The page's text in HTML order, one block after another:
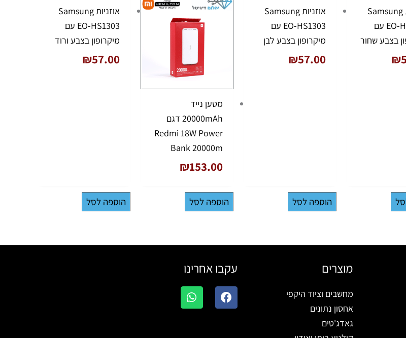
אוזניות Samsung
EO-HS1303 עם
בצבע שחור
₪
אוזניות Samsung
EO-HS1303 עם
מיקרופון בצבע לבן
₪57.00
הוספה לסל
מטען נייד
20000mAh דגם
Redmi 18W Power
Bank 20000m
₪153.00
הוספה לסל
אוזניות Samsung
EO-HS1303 עם
מיקרופון בצבע ורוד
₪57.00
הוספה לסל
מוצרים
מחשבים וציוד היקפי
אחסון נתונים
גאדג'טים
עקבו אחרינו
F
a
c
W
h
a